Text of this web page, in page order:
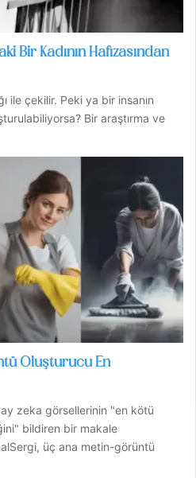
Bir Kadının Hafızasından
ile çekilir. Peki ya bir insanın
Bir araştırma ve
Oluşturucu En
zeka görsellerinin "en kötü
bildiren bir makale
üç ana metin-görüntü